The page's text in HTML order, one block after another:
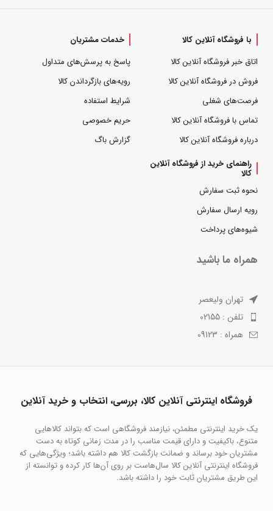
با فروشگاه آنلاین کالا
اتاق خبر فروشگاه آنلاین کالا
فروش در فروشگاه آنلاین کالا
فرصت‌های شغلی
تماس با فروشگاه آنلاین کالا
درباره فروشگاه آنلاین کالا
خدمات مشتریان
پاسخ به پرسش‌های متداول
رویه‌های بازگرداندن کالا
شرایط استفاده
حریم خصوصی
گزارش باگ
راهنمای خرید از فروشگاه آنلاین
کالا
نحوه ثبت سفارش
رویه ارسال سفارش
شیوه‌های پرداخت
همراه ما باشید
تهران ولیعصر
تلفن : 02155
همراه : 09123
فروشگاه اینترنتی آنلاین کالا، بررسی، انتخاب و خرید آنلاین
یک خرید اینترنتی مطمئن، نیازمند فروشگاهی است که بتواند کالاهایی
متنوع، باکیفیت و دارای قیمت مناسب را در مدت زمانی کوتاه به دست
مشتریان خود برساند و ضمانت بازگشت کالا هم داشته باشد؛ ویژگی‌هایی که
فروشگاه اینترنتی آنلاین کالا سال‌هاست بر روی آن‌ها کار کرده و توانسته از
این طریق مشتریان ثابت خود را داشته باشد.